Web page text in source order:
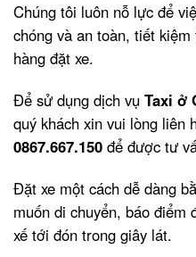
Chúng tôi luôn nỗ lực để
chóng và an toàn, tiết
hàng đặt xe.
Để sử dụng dịch vụ Taxi ở
quý khách xin vui lòng liên
0867.667.150 để được tư
Đặt xe một cách dễ dàng
muốn di chuyển, báo điểm
xế tới đón trong giây lát.